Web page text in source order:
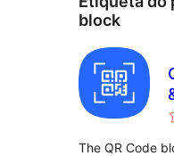
block
The QR Code